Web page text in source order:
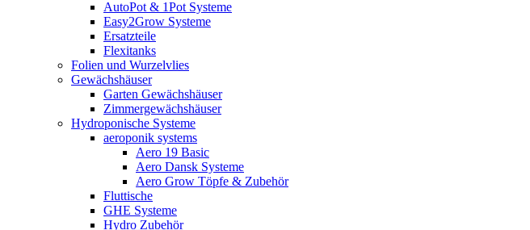
AutoPot & 1Pot Systeme
Easy2Grow Systeme
Ersatzteile
Flexitanks
Folien und Wurzelvlies
Gewächshäuser
Garten Gewächshäuser
Zimmergewächshäuser
Hydroponische Systeme
aeroponik systems
Aero 19 Basic
Aero Dansk Systeme
Aero Grow Töpfe & Zubehör
Fluttische
GHE Systeme
Hydro Zubehör